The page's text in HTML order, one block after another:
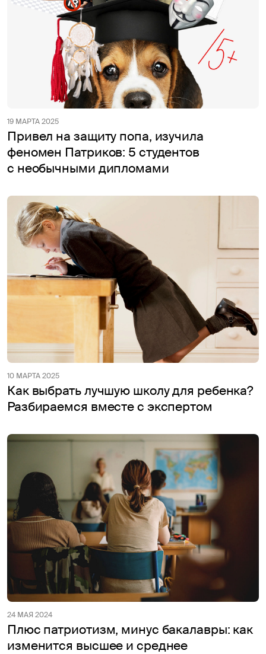
19 МАРТА 2025
Привел на защиту попа, изучила
феномен Патриков: 5 студентов
с необычными дипломами
10 МАРТА 2025
Как выбрать лучшую школу для ребенка?
Разбираемся вместе с экспертом
24 МАЯ 2024
Плюс патриотизм, минус бакалавры: как
изменится высшее и среднее